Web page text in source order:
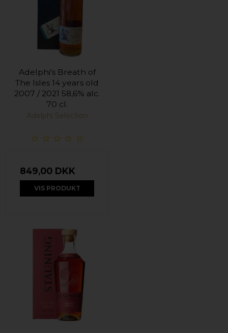
Adelphi's Breath of
The Isles 14 years old
2007 / 2021 58,6% alc.
70 cl.
Adelphi Selection
849,00 DKK
VIS PRODUKT